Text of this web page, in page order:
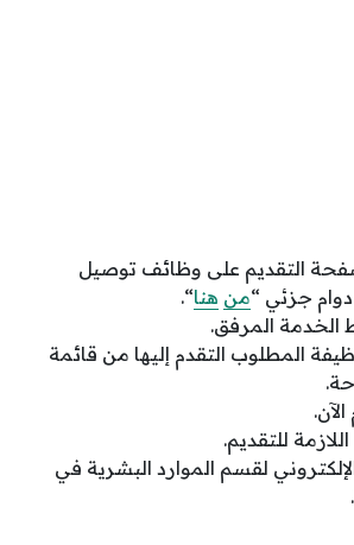
صفحة التقديم على وظائف توصيل
جزئي “من هنا“.
الخدمة المرفق.
المطلوب التقدم إليها من قائمة
للتقديم.
لقسم الموارد البشرية في